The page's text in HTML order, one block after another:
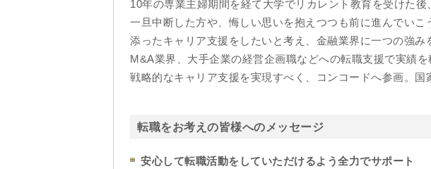
10年の専業主婦期間を経て大学でリカレント教育を受けた
一旦中断した方や、悔しい思いを抱えつつも前に進んでい
添ったキャリア支援をしたいと考え、金融業界に一つの強み
M&A業界、大手企業の経営企画職などへの転職支援で実績
戦略的なキャリア支援を実現すべく、コンコードへ参画。国
転職をお考えの皆様へのメッセージ
安心して転職活動をしていただけるよう全力でサポート